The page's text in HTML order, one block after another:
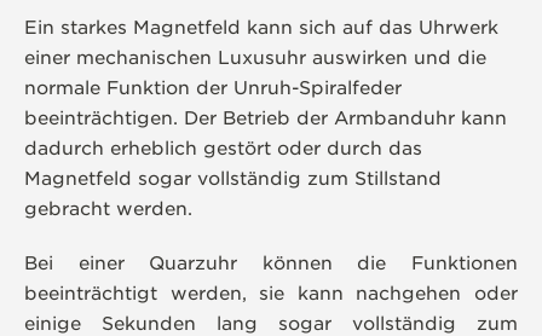
Ein starkes Magnetfeld kann sich auf das Uhrwerk
einer mechanischen Luxusuhr auswirken und die
normale Funktion der Unruh-Spiralfeder
beeinträchtigen. Der Betrieb der Armbanduhr kann
dadurch erheblich gestört oder durch das
Magnetfeld sogar vollständig zum Stillstand
gebracht werden.
Bei einer Quarzuhr können die Funktionen
beeinträchtigt werden, sie kann nachgehen oder
einige Sekunden lang sogar vollständig zum